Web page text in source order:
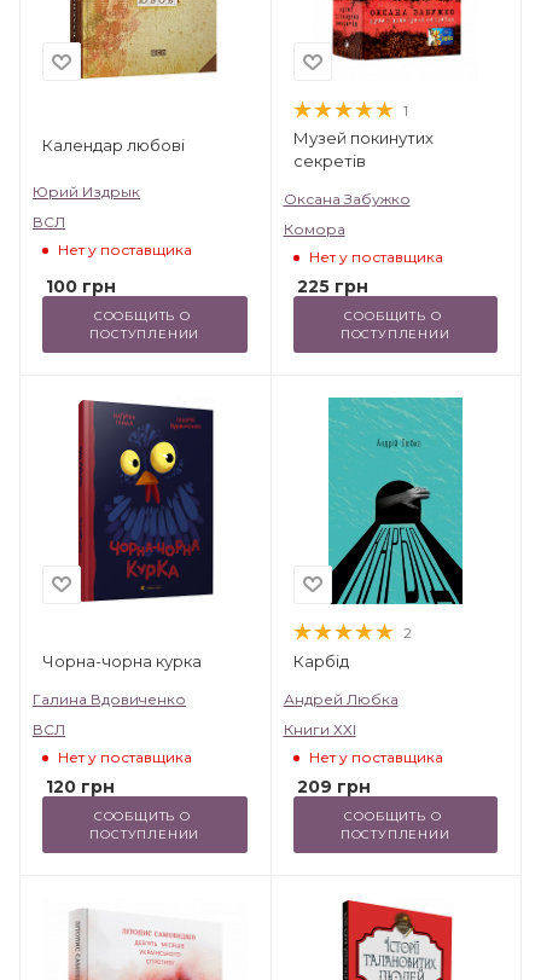
Календар любові
Юрий Издрык
ВСЛ
Нет у поставщика
100 грн
СООБЩИТЬ О
ПОСТУПЛЕНИИ
1
Музей покинутих
секретів
Оксана Забужко
Комора
Нет у поставщика
225грн
СООБЩИТЬ О
ПОСТУПЛЕНИИ
Чорна-чорна курка
Галина Вдовиченко
ВСЛ
Нет у поставщика
120 грн
СООБЩИТЬ О
ПОСТУПЛЕНИИ
2
Карбід
Андрей Любка
Книги ХХІ
Нет у поставщика
209 грн
СООБЩИТЬ О
ПОСТУПЛЕНИИ